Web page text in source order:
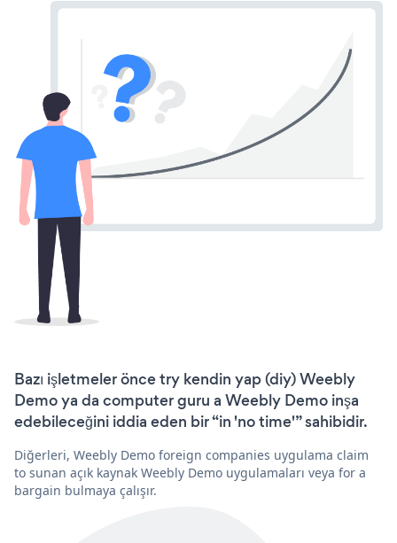
Bazı işletmeler önce try kendin yap (diy) Weebly
Demo ya da computer guru a Weebly Demo inşa
edebileceğini iddia eden bir “in 'no time'” sahibidir.
Diğerleri, Weebly Demo foreign companies uygulama claim
to sunan açık kaynak Weebly Demo uygulamaları veya for a
bargain bulmaya çalışır.